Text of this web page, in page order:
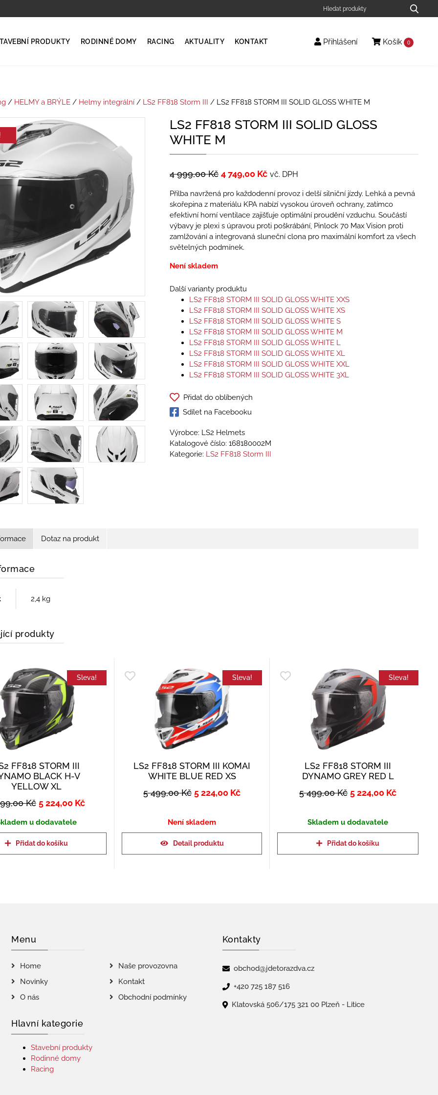
PRODUKTY RODINNÉ DOMY RACING AKTUALITY KONTAKT Přihlášení Košík 0
/ HELMY a BRÝLE/ Helmy integrální/ LS2 FF818 Storm III / LS2 FF818 STORM III SOLID GLOSS WHITE M
LS2 FF818 STORM III SOLID GLOSS
WHITE M
4 999,00Kč 4 749,00 Kč vč. DPH
Přilba navržená pro každodenní provoz i delší silniční jízdy. Lehká a pevná
skořepina z materiálu KPA nabízí vysokou úroveň ochrany, zatímco
efektivní horní ventilace zajišťuje optimální proudění vzduchu. Součástí
výbavy je plexi s úpravou proti poškrábání, Pinlock 70 Max Vision proti
zamlžování a integrovaná sluneční clona pro maximální komfort za všech
světelných podmínek.
Není skladem
Další varianty produktu
LS2 FF818 STORM III SOLID GLOSS WHITE XXS
LS2 FF818 STORM III SOLID GLOSS WHITE XS
LS2 FF818 STORM III SOLID GLOSS WHITE S
LS2 FF818 STORM III SOLID GLOSS WHITE M
LS2 FF818 STORM III SOLID GLOSS WHITE L
LS2 FF818 STORM III SOLID GLOSS WHITE XL
LS2 FF818 STORM III SOLID GLOSS WHITE XXL
LS2 FF818 STORM III SOLID GLOSS WHITE 3XL
Přidat do oblíbených
Sdílet na Facebooku
Výrobce: LS2 Helmets
Katalogové číslo: 168180002M
Kategorie: LS2 FF818 Storm III
Dotaz na produkt
2,4 kg
produkty
Sleva!
FF818 STORM III
BLACK H-V
YELLOW XL
Kč 5 224,00 Kč
u dodavatele
Přidat do košíku
Sleva!
LS2 FF818 STORM III KOMAI
WHITE BLUE RED XS
5 499,00Kč 5 224,00 Kč
Není skladem
Detail produktu
Sleva!
LS2 FF818 STORM III
DYNAMO GREY RED L
5 499,00Kč 5 224,00 Kč
Skladem u dodavatele
Přidat do košíku
Menu
Home
Naše provozovna
Novinky
Kontakt
O nás
Obchodní podmínky
Hlavní kategorie
Stavební produkty
Rodinné domy
Racing
Kontakty
obchod@jdetorazdva.cz
+420 725 187 516
Klatovská 506/175 321 00 Plzeň - Litice